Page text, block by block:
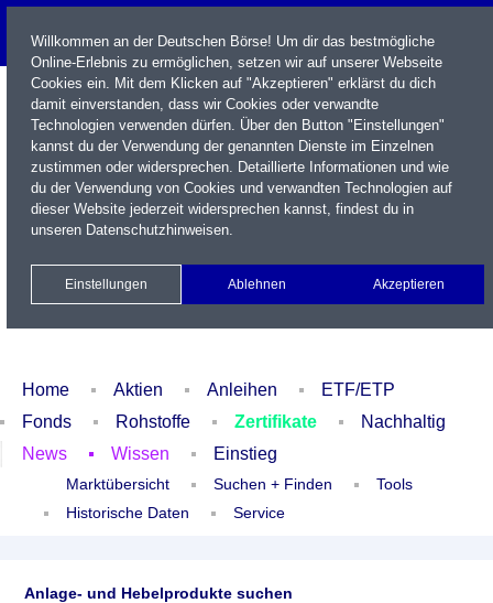
Name / WKN / ISIN / Kürzel
Newsletter Kontakt
Xetra Realtime
Watchlist Portfolio Login
Home Aktien Anleihen
ETF/ETP
Fonds
Rohstoffe Zertifikate
Nachhaltig
News
Wissen Einstieg
Marktübersicht Suchen + Finden
Tools
Historische Daten
Service
Anlage- und Hebelprodukte suchen
Willkommen an der Deutschen Börse! Um dir das bestmögliche
Online-Erlebnis zu ermöglichen, setzen wir auf unserer Webseite
Cookies ein. Mit dem Klicken auf "Akzeptieren" erklärst du dich
damit einverstanden, dass wir Cookies oder verwandte
Technologien verwenden dürfen. Über den Button "Einstellungen"
kannst du der Verwendung der genannten Dienste im Einzelnen
zustimmen oder widersprechen. Detaillierte Informationen und wie
du der Verwendung von Cookies und verwandten Technologien auf
dieser Website jederzeit widersprechen kannst, findest du in
unseren Datenschutzhinweisen.
Einstellungen Ablehnen Akzeptieren